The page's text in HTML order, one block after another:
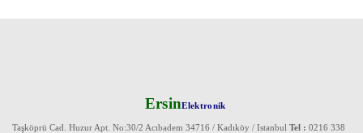
ErsinElektronik
Taşköprü Cad. Huzur Apt. No:30/2 Acıbadem 34716 / Kadıköy / Istanbul Tel : 0216 338